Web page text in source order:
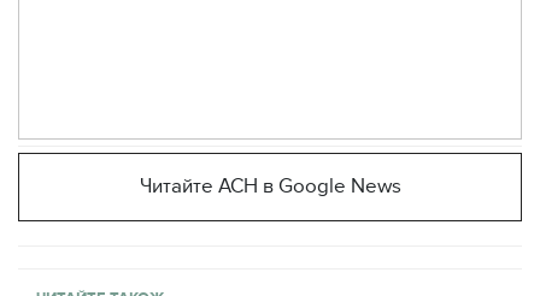
Читайте АСН в Google News